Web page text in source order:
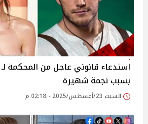
استدعاء قانوني عاجل من المحكمة
بسبب نجمة شهيرة
السبت 23/أغسطس/2025 - 02:18 م